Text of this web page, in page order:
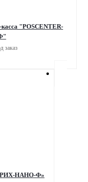
"POSCENTER-
заказ
НАНО-Ф»